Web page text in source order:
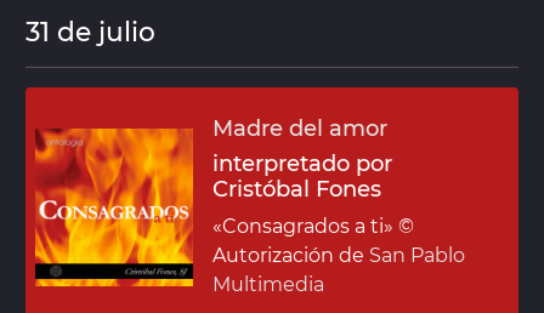
31 de julio
Madre del amor
interpretado por
Cristóbal Fones
«Consagrados a ti» ©
Autorización de San Pablo
Multimedia